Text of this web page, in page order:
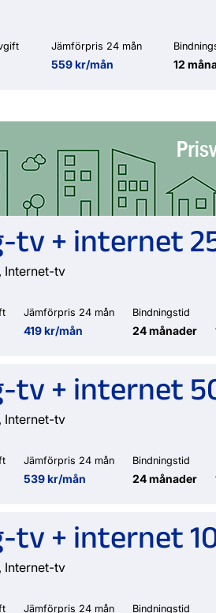
Jämförpris 24 mån
559 kr/mån 12
tv + internet
Internet-tv
Jämförpris 24 mån
419 kr/mån
Bindningstid
24 månader
tv + internet
Internet-tv
Jämförpris 24 mån
539 kr/mån
Bindningstid
24 månader
tv + internet
Internet-tv
Jämförpris 24 mån Bindningstid